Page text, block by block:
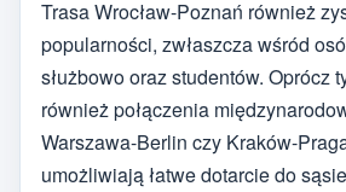
Trasa Wrocław-Poznań również
popularności, zwłaszcza wśród
służbowo oraz studentów. Oprócz
również połączenia
Warszawa-Berlin czy Kraków-
umożliwiają łatwe dotarcie do